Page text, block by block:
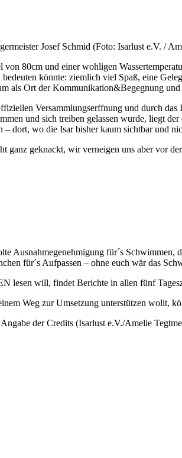
Josef Schmid (Foto: Isarlust e.V. /
80cm und einer wohligen
könnte: ziemlich viel Spaß, eine
als Ort der Kommunikation&Begegnung
Versammlungserffnung und durch
und sich treiben gelassen wurde, liegt
dort, wo die Isar bisher kaum sichtbar und
geknackt, wir verneigen uns aber vor
Ausnahmegenehmigung für´s Schwimmen,
für´s Aufpassen – ohne euch wär das
lesen will, findet Berichte in allen fünf
Weg zur Umsetzung unterstützen wollt,
der Credits (Isarlust e.V./Amelie